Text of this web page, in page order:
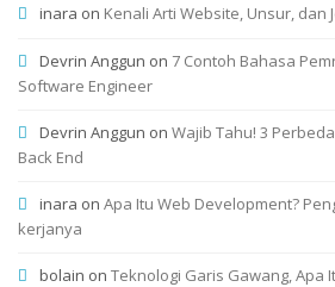
inara on Kenali Arti Website, Unsur, dan
Devrin Anggun on 7 Contoh Bahasa
Software Engineer
Devrin Anggun on Wajib Tahu! 3
Back End
inara on Apa Itu Web Development?
kerjanya
bolain on Teknologi Garis Gawang, Apa